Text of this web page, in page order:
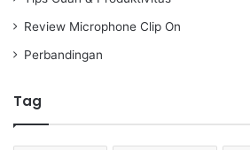
Review Microphone Clip On
Perbandingan
Tag